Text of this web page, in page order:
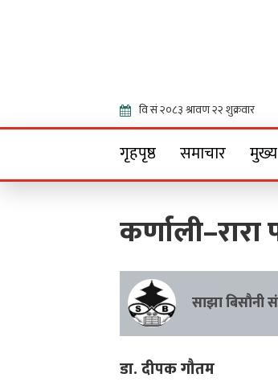
गृहपृष्ठ समाचार
कर्णाली–रारा
साझा बिसौनी
डा. दीपक गौतम